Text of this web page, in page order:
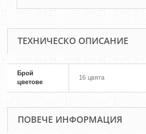
ТЕХНИЧЕСКО ОПИСАНИЕ
Брой
цветове
16 цвята
ПОВЕЧЕ ИНФОРМАЦИЯ